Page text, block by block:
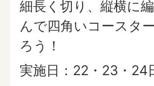
細長く切り、縦横に
んで四角いコースタ
ろう！
実施日：22・23・24